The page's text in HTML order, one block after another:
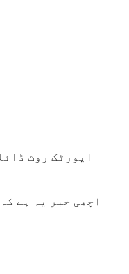
ایورٹک روٹ
اچھی خبر یہ ہے